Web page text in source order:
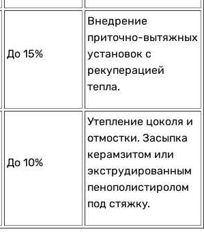
До 15%
Внедрение
приточно-вытяжных
установок с
рекуперацией
тепла.
До 10%
Утепление цоколя и
отмостки. Засыпка
керамзитом или
экструдированным
пенополистиролом
под стяжку.